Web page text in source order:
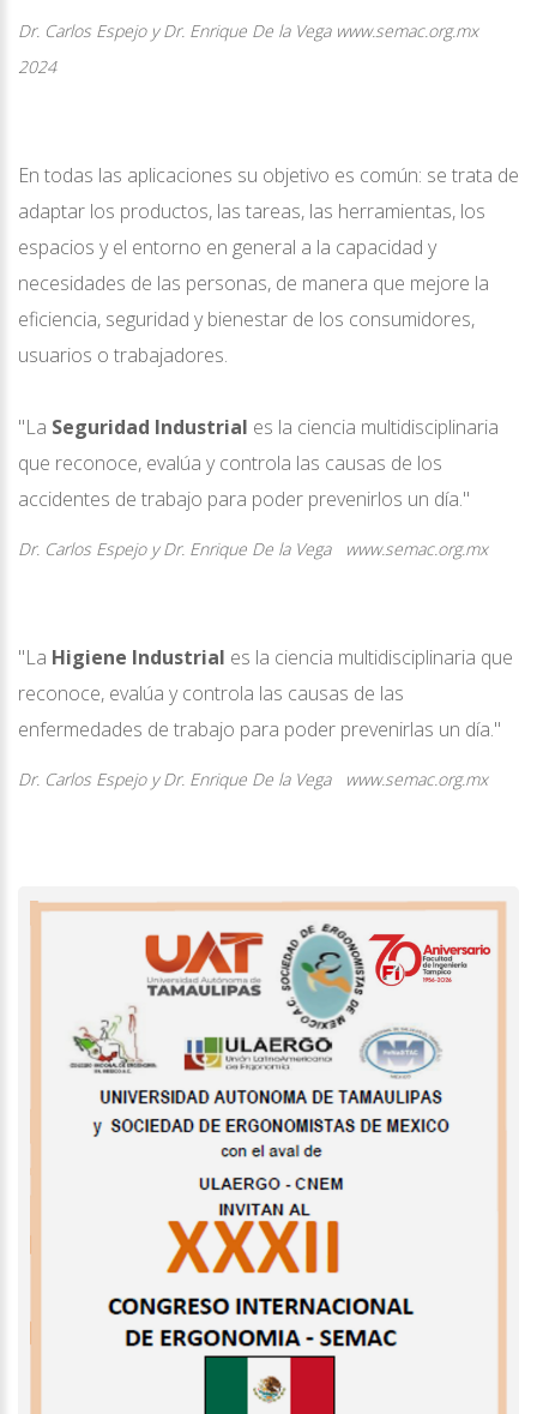
Dr. Carlos Espejo y Dr. Enrique De la Vega www.semac.org.mx
2024
En todas las aplicaciones su objetivo es común: se trata de
adaptar los productos, las tareas, las herramientas, los
espacios y el entorno en general a la capacidad y
necesidades de las personas, de manera que mejore la
eficiencia, seguridad y bienestar de los consumidores,
usuarios o trabajadores.
"La Seguridad Industrial es la ciencia multidisciplinaria
que reconoce, evalúa y controla las causas de los
accidentes de trabajo para poder prevenirlos un día."
Dr. Carlos Espejo y Dr. Enrique De la Vega www.semac.org.mx
"La Higiene Industrial es la ciencia multidisciplinaria que
reconoce, evalúa y controla las causas de las
enfermedades de trabajo para poder prevenirlas un día."
Dr. Carlos Espejo y Dr. Enrique De la Vega www.semac.org.mx